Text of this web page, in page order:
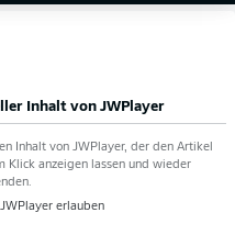
Inhalt von JWPlayer
Inhalt von JWPlayer, der den Artikel
Klick anzeigen lassen und wieder
JWPlayererlauben